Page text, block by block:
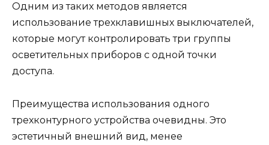
Одним из таких методов является
использование трехклавишных выключателей,
которые могут контролировать три группы
осветительных приборов с одной точки
доступа.
Преимущества использования одного
трехконтурного устройства очевидны. Это
эстетичный внешний вид, менее